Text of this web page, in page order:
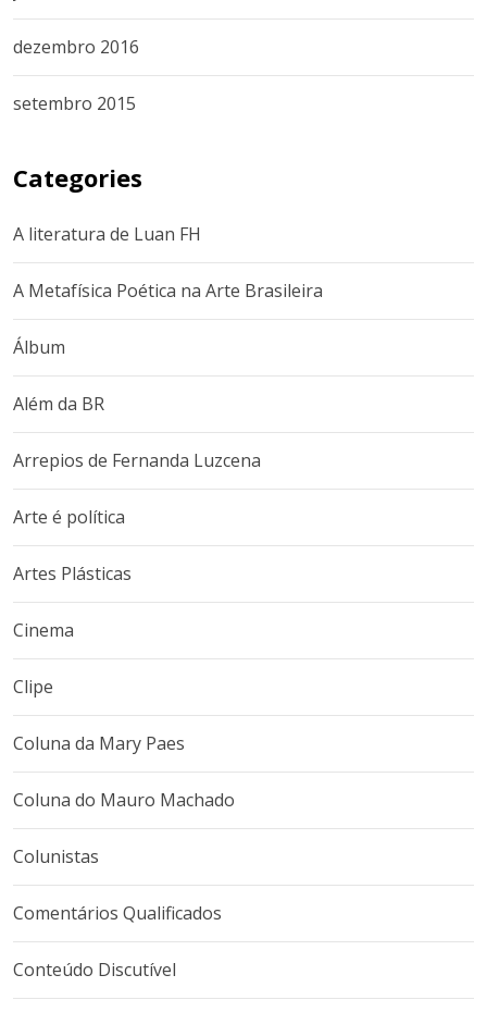
dezembro 2016
setembro 2015
Categories
A literatura de Luan FH
A Metafísica Poética na Arte Brasileira
Álbum
Além da BR
Arrepios de Fernanda Luzcena
Arte é política
Artes Plásticas
Cinema
Clipe
Coluna da Mary Paes
Coluna do Mauro Machado
Colunistas
Comentários Qualificados
Conteúdo Discutível